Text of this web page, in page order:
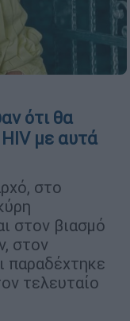
ότι θα
με αυτά
στο
στον βιασμό
στον
παραδέχτηκε
τελευταίο